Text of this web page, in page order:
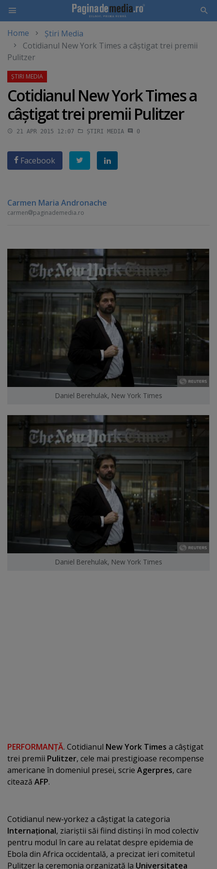
main
content
Home
Știri Media
Cotidianul New York Times a câştigat trei premii
Pulitzer
Cotidianul New York Times a
câştigat trei premii Pulitzer
21 APR 2015 12:07 ȘTIRI MEDIA 0
Facebook
Carmen Maria Andronache
carmen paginademedia.ro
Daniel Berehulak, New York Times
Daniel Berehulak, New York Times
PERFORMANŢĂ. Cotidianul New York Times a câştigat
trei premii Pulitzer, cele mai prestigioase recompense
americane în domeniul presei, scrie Agerpres, care
citează AFP.
Cotidianul new-yorkez a câştigat la categoria
Internaţional, ziariştii săi fiind distinşi în mod colectiv
pentru modul în care au relatat despre epidemia de
Ebola din Africa occidentală, a precizat ieri comitetul
Pulitzer la ceremonia organizată la Universitatea